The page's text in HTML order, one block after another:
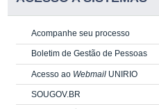
Acompanhe seu processo
Boletim de Gestão de Pessoas
Acesso ao Webmail UNIRIO
SOUGOV.BR